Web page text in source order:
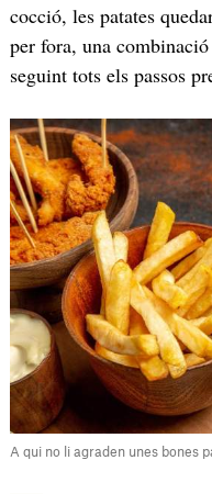
cocció, les patates
per fora, una
seguint tots els passos
A qui no li agraden unes bones